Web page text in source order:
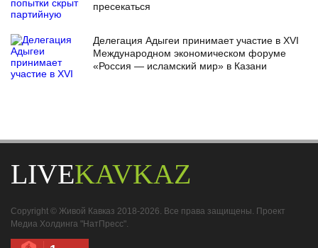
пресекаться
Делегация Адыгеи принимает участие в XVI
Международном экономическом форуме
«Россия — исламский мир» в Казани
LIVEKAVKAZ
Copyright © Живой Кавказ 2018-2026. Все права защищены. Проект
Медиа Холдинга "НатПресс".